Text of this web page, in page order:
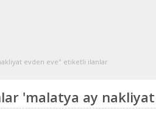
evden eve" etiketli ilanlar
'malatya ay nakliyat